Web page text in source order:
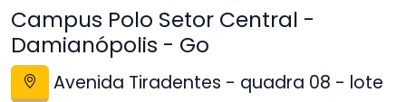
Campus Polo Setor Central -
Damianópolis - Go
Avenida Tiradentes - quadra 08 - lote